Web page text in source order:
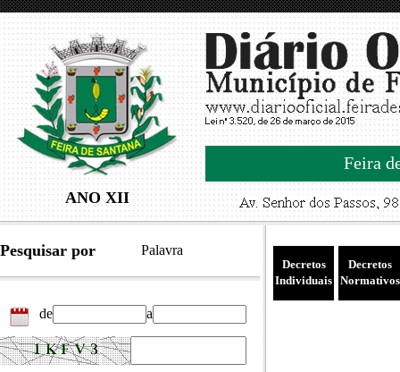
ANO XII
Feira
Pesquisar por Palavra
de a
Decretos
Individuais
Decretos
Normativos